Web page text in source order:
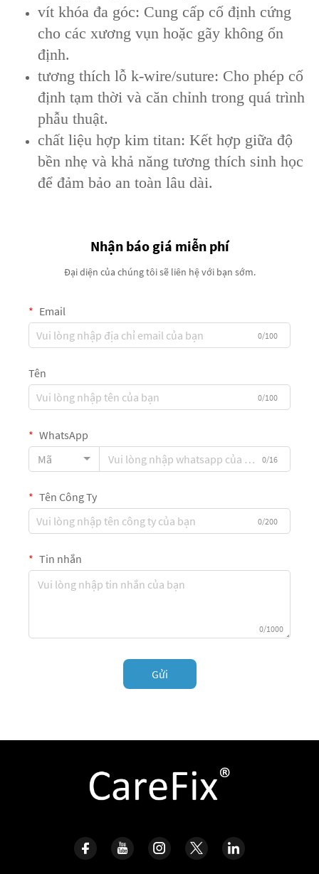
vít khóa đa góc: Cung cấp cố định cứng
cho các xương vụn hoặc gãy không ổn
định.
tương thích lỗ k-wire/suture: Cho phép cố
định tạm thời và căn chỉnh trong quá trình
phẫu thuật.
chất liệu hợp kim titan: Kết hợp giữa độ
bền nhẹ và khả năng tương thích sinh học
để đảm bảo an toàn lâu dài.
Nhận báo giá miễn phí
Đại diện của chúng tôi sẽ liên hệ với bạn sớm.
Email
0/100
Tên
0/100
WhatsApp
Mã
0/16
Tên Công Ty
0/200
Tin nhắn
0/1000
Gửi